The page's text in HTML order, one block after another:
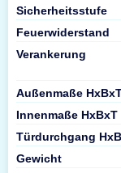
Sicherheitsstufe
Feuerwiderstand
Verankerung
Außenmaße
Innenmaße HxBxT
Türdurchgang HxB
Gewicht